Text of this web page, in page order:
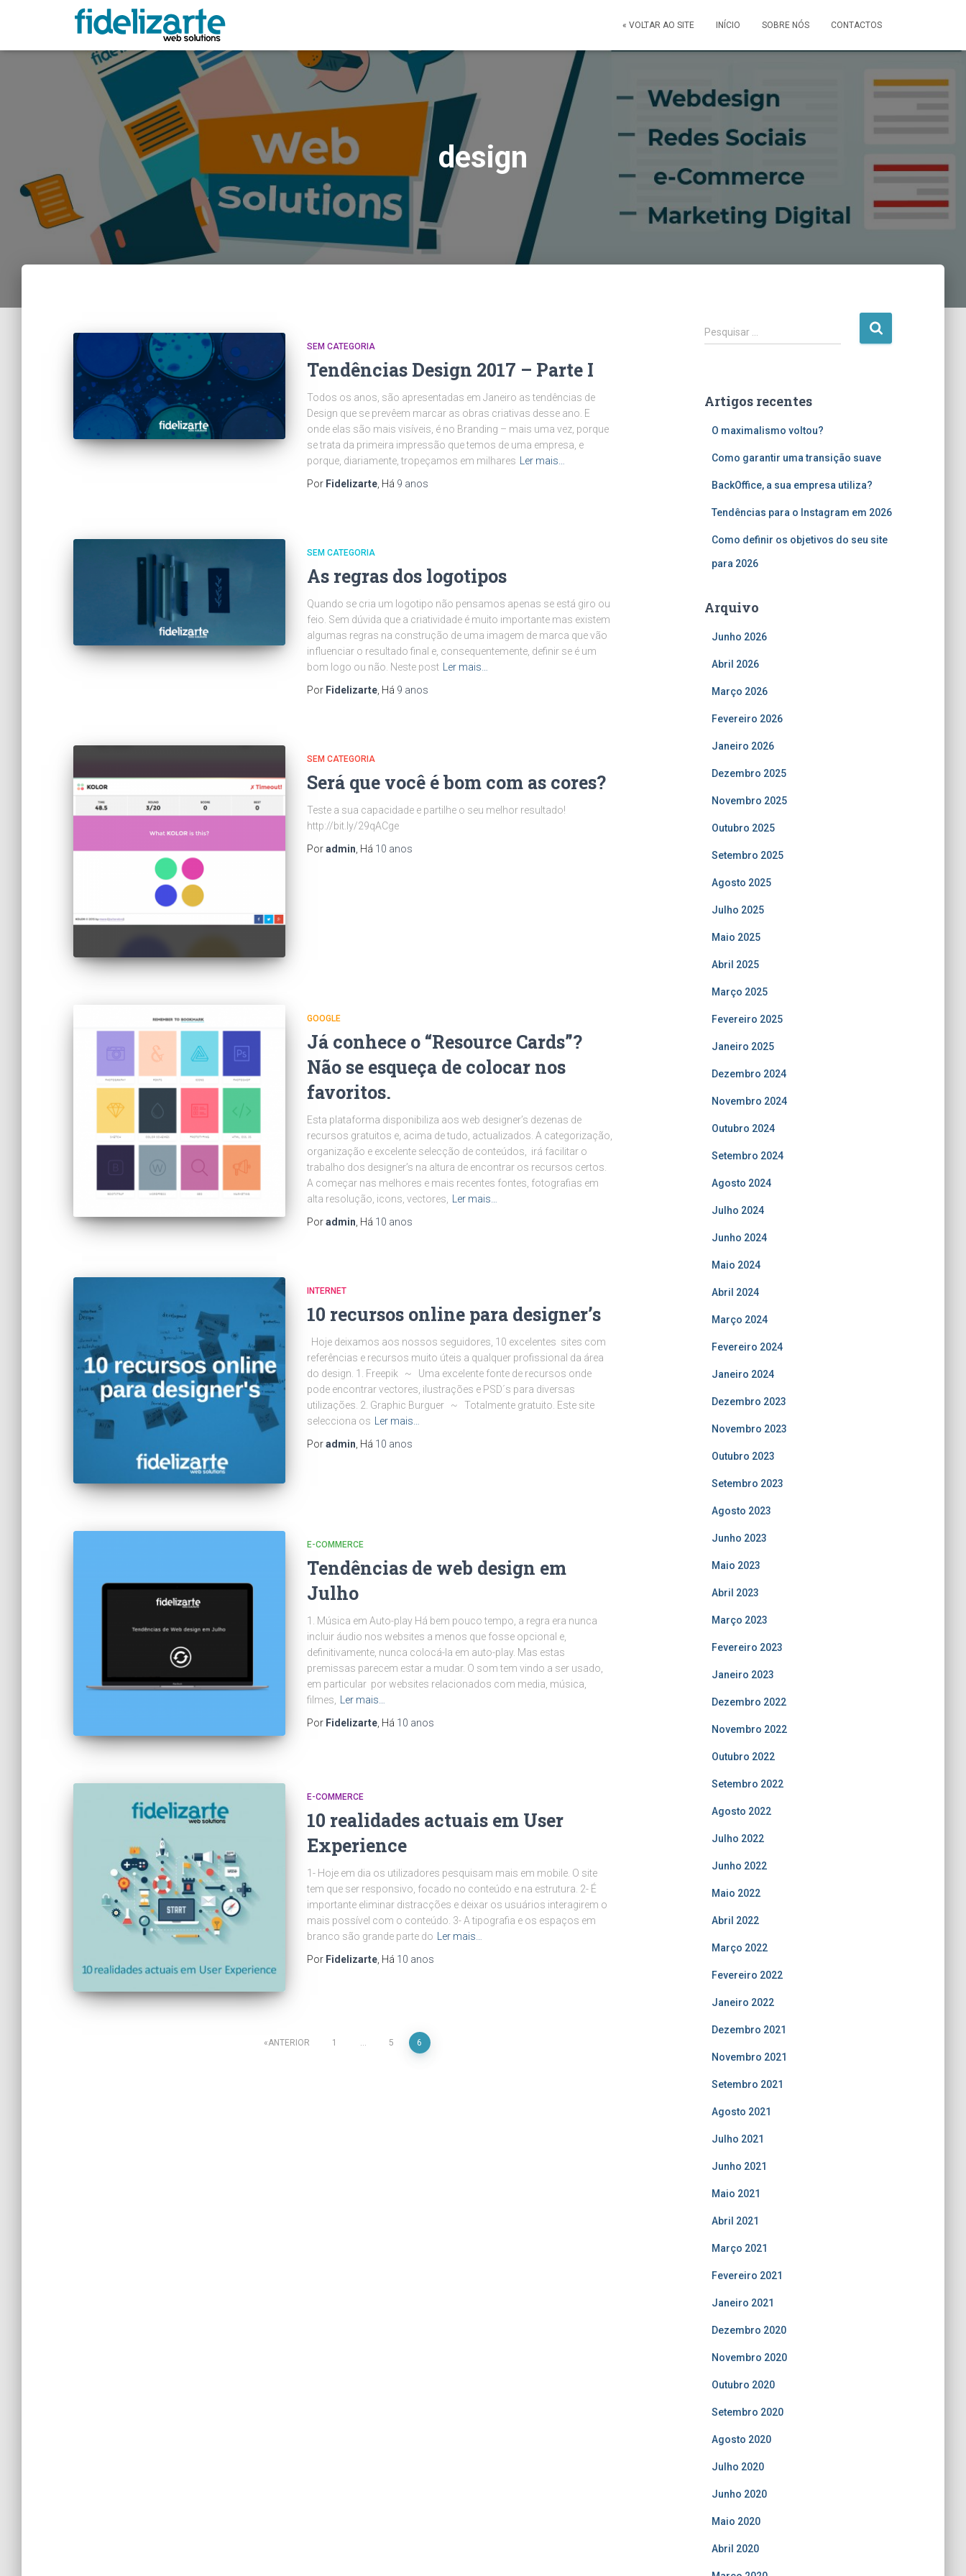
« VOLTAR AO SITE INÍCIO SOBRE NÓS CONTACTOS
design
SEM CATEGORIA
Tendências Design 2017 – Parte I
Todos os anos, são apresentadas em Janeiro as tendências de
Design que se prevêem marcar as obras criativas desse ano. E
onde elas são mais visíveis, é no Branding – mais uma vez, porque
se trata da primeira impressão que temos de uma empresa, e
porque, diariamente, tropeçamos em milhares
Ler mais…
Por Fidelizarte , Há 9 anos
SEM CATEGORIA
As regras dos logotipos
Quando se cria um logotipo não pensamos apenas se está giro ou
feio. Sem dúvida que a criatividade é muito importante mas existem
algumas regras na construção de uma imagem de marca que vão
influenciar o resultado final e, consequentemente, definir se é um
bom logo ou não. Neste post
Ler mais…
Por Fidelizarte , Há 9 anos
SEM CATEGORIA
Será que você é bom com as cores?
Teste a sua capacidade e partilhe o seu melhor resultado!
http://bit.ly/29qACge
Poradmin , Há 10 anos
GOOGLE
Já conhece o “Resource Cards”?
Não se esqueça de colocar nos
favoritos.
Esta plataforma disponibiliza aos web designer’s dezenas de
recursos gratuitos e, acima de tudo, actualizados. A categorização,
organização e excelente selecção de conteúdos, irá facilitar o
trabalho dos designer’s na altura de encontrar os recursos certos.
A começar nas melhores e mais recentes fontes, fotografias em
alta resolução, icons, vectores,
Ler mais…
Poradmin , Há 10 anos
INTERNET
10 recursos online para designer’s
Hoje deixamos aos nossos seguidores, 10 excelentes sites com
referências e recursos muito úteis a qualquer profissional da área
do design. 1. Freepik ~ Uma excelente fonte de recursos onde
pode encontrar vectores, ilustrações e PSD´s para diversas
utilizações. 2. Graphic Burguer ~ Totalmente gratuito. Este site
selecciona os
Ler mais…
Poradmin , Há 10 anos
E-COMMERCE
Tendências de web design em
Julho
1. Música em Auto-play Há bem pouco tempo, a regra era nunca
incluir áudio nos websites a menos que fosse opcional e,
definitivamente, nunca colocá-la em auto-play. Mas estas
premissas parecem estar a mudar. O som tem vindo a ser usado,
em particular por websites relacionados com media, música,
filmes,
Ler mais…
Por Fidelizarte , Há 10 anos
E-COMMERCE
10 realidades actuais em User
Experience
1- Hoje em dia os utilizadores pesquisam mais em mobile. O site
tem que ser responsivo, focado no conteúdo e na estrutura. 2- É
importante eliminar distracções e deixar os usuários interagirem o
mais possível com o conteúdo. 3- A tipografia e os espaços em
branco são grande parte do Ler mais…
Por Fidelizarte, Há 10 anos
ANTERIOR 1 … 5 6
P
e
i
Pesquisar …
Artigos recentes
O maximalismo voltou?
Como garantir uma transição suave
BackOffice, a sua empresa utiliza?
Tendências para o Instagram em 2026
Como definir os objetivos do seu site
para 2026
Arquivo
Junho 2026
Abril 2026
Março 2026
Fevereiro 2026
Janeiro 2026
Dezembro 2025
Novembro 2025
Outubro 2025
Setembro 2025
Agosto 2025
Julho 2025
Maio 2025
Abril 2025
Março 2025
Fevereiro 2025
Janeiro 2025
Dezembro 2024
Novembro 2024
Outubro 2024
Setembro 2024
Agosto 2024
Julho 2024
Junho 2024
Maio 2024
Abril 2024
Março 2024
Fevereiro 2024
Janeiro 2024
Dezembro 2023
Novembro 2023
Outubro 2023
Setembro 2023
Agosto 2023
Junho 2023
Maio 2023
Abril 2023
Março 2023
Fevereiro 2023
Janeiro 2023
Dezembro 2022
Novembro 2022
Outubro 2022
Setembro 2022
Agosto 2022
Julho 2022
Junho 2022
Maio 2022
Abril 2022
Março 2022
Fevereiro 2022
Janeiro 2022
Dezembro 2021
Novembro 2021
Setembro 2021
Agosto 2021
Julho 2021
Junho 2021
Maio 2021
Abril 2021
Março 2021
Fevereiro 2021
Janeiro 2021
Dezembro 2020
Novembro 2020
Outubro 2020
Setembro 2020
Agosto 2020
Julho 2020
Junho 2020
Maio 2020
Abril 2020